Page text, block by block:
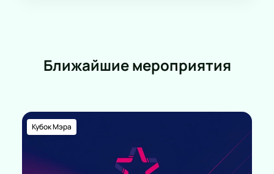
Ближайшие мероприятия
Кубок Мэра